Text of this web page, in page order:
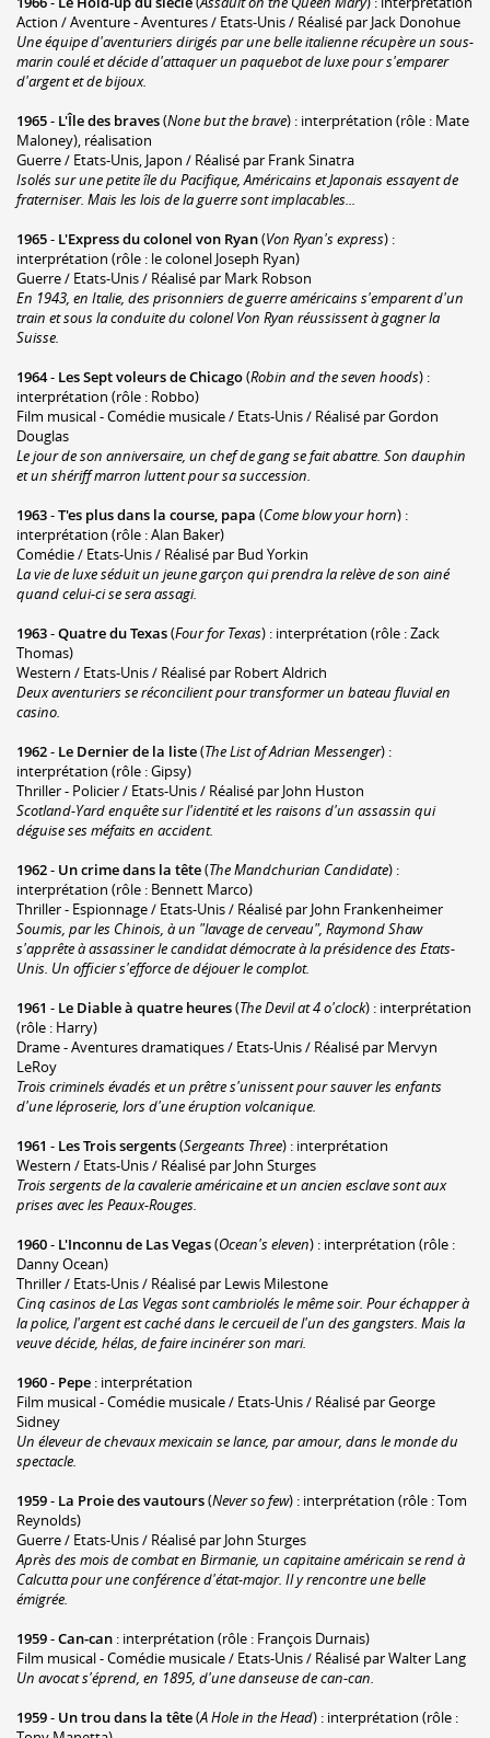
Action / Aventure - Aventures / Etats-Unis / Réalisé par Jack Donohue
Une équipe d'aventuriers dirigés par une belle italienne récupère un sous-
marin coulé et décide d'attaquer un paquebot de luxe pour s'emparer
d'argent et de bijoux.
1965- L'Île des braves(None but the brave) : interprétation (rôle : Mate
Maloney), réalisation
Guerre / Etats-Unis, Japon / Réalisé par Frank Sinatra
Isolés sur une petite île du Pacifique, Américains et Japonais essayent de
fraterniser. Mais les lois de la guerre sont implacables...
1965- L'Express du colonel von Ryan(Von Ryan's express) :
interprétation (rôle : le colonel Joseph Ryan)
Guerre / Etats-Unis / Réalisé par Mark Robson
En 1943, en Italie, des prisonniers de guerre américains s'emparent d'un
train et sous la conduite du colonel Von Ryan réussissent à gagner la
Suisse.
1964- Les Sept voleurs de Chicago(Robin and the seven hoods) :
interprétation (rôle : Robbo)
Film musical - Comédie musicale / Etats-Unis / Réalisé par Gordon
Douglas
Le jour de son anniversaire, un chef de gang se fait abattre. Son dauphin
et un shériff marron luttent pour sa succession.
1963-T'es plus dans la course, papa (Come blow your horn) :
interprétation (rôle : Alan Baker)
Comédie / Etats-Unis / Réalisé par Bud Yorkin
La vie de luxe séduit un jeune garçon qui prendra la relève de son ainé
quand celui-ci se sera assagi.
1963-Quatre du Texas(Four for Texas) : interprétation (rôle : Zack
Thomas)
Western / Etats-Unis / Réalisé par Robert Aldrich
Deux aventuriers se réconcilient pour transformer un bateau fluvial en
casino.
1962- Le Dernier de la liste(The List of Adrian Messenger) :
interprétation (rôle : Gipsy)
Thriller - Policier / Etats-Unis / Réalisé par John Huston
Scotland-Yard enquête sur l'identité et les raisons d'un assassin qui
déguise ses méfaits en accident.
1962- Un crime dans la tête(The Mandchurian Candidate) :
interprétation (rôle : Bennett Marco)
Thriller - Espionnage / Etats-Unis / Réalisé par John Frankenheimer
Soumis, par les Chinois, à un "lavage de cerveau", Raymond Shaw
s'apprête à assassiner le candidat démocrate à la présidence des Etats-
Unis. Un officier s'efforce de déjouer le complot.
1961 - Le Diable à quatre heures(The Devil at 4 o'clock) : interprétation
(rôle : Harry)
Drame - Aventures dramatiques / Etats-Unis / Réalisé par Mervyn
LeRoy
Trois criminels évadés et un prêtre s'unissent pour sauver les enfants
d'une léproserie, lors d'une éruption volcanique.
1961 - Les Trois sergents(Sergeants Three) : interprétation
Western / Etats-Unis / Réalisé par John Sturges
Trois sergents de la cavalerie américaine et un ancien esclave sont aux
prises avec les Peaux-Rouges.
1960- L'Inconnu de Las Vegas(Ocean's eleven) : interprétation (rôle :
Danny Ocean)
Thriller / Etats-Unis / Réalisé par Lewis Milestone
Cinq casinos de Las Vegas sont cambriolés le même soir. Pour échapper à
la police, l'argent est caché dans le cercueil de l'un des gangsters. Mais la
veuve décide, hélas, de faire incinérer son mari.
1960- Pepe : interprétation
Film musical - Comédie musicale / Etats-Unis / Réalisé par George
Sidney
Un éleveur de chevaux mexicain se lance, par amour, dans le monde du
spectacle.
1959- La Proie des vautours(Never so few) : interprétation (rôle : Tom
Reynolds)
Guerre / Etats-Unis / Réalisé par John Sturges
Après des mois de combat en Birmanie, un capitaine américain se rend à
Calcutta pour une conférence d'état-major. Il y rencontre une belle
émigrée.
1959-Can-can : interprétation (rôle : François Durnais)
Film musical - Comédie musicale / Etats-Unis / Réalisé par Walter Lang
Un avocat s'éprend, en 1895, d'une danseuse de can-can.
1959- Un trou dans la tête(A Hole in the Head) : interprétation (rôle :